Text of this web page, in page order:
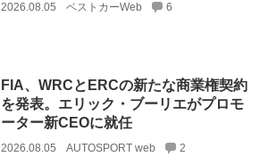
2026.08.05 ベストカーWeb 6
FIA、WRCとERCの新たな商業権契約
を発表。エリック・ブーリエがプロモ
ーター新CEOに就任
2026.08.05 AUTOSPORT web 2